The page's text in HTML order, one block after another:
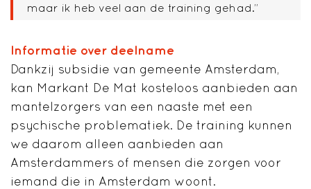
maar ik heb veel aan de training gehad.”
Informatie over deelname
Dankzij subsidie van gemeente Amsterdam,
kan Markant De Mat kosteloos aanbieden aan
mantelzorgers van een naaste met een
psychische problematiek. De training kunnen
we daarom alleen aanbieden aan
Amsterdammers of mensen die zorgen voor
iemand die in Amsterdam woont.